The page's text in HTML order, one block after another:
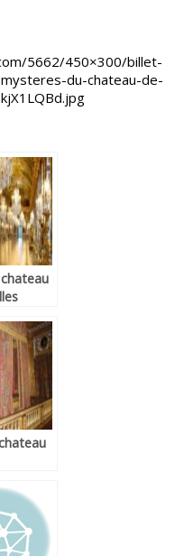
5662/450×300/billet-
du-chateau-de-